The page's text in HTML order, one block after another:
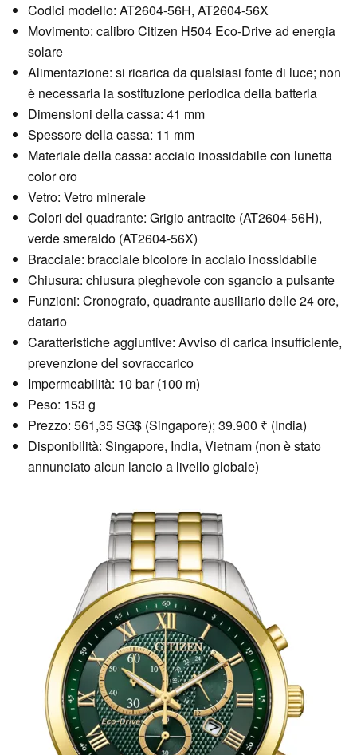
Codici modello: AT2604-56H, AT2604-56X
Movimento: calibro Citizen H504 Eco-Drive ad energia
solare
Alimentazione: si ricarica da qualsiasi fonte di luce; non
è necessaria la sostituzione periodica della batteria
Dimensioni della cassa: 41 mm
Spessore della cassa: 11 mm
Materiale della cassa: acciaio inossidabile con lunetta
color oro
Vetro: Vetro minerale
Colori del quadrante: Grigio antracite (AT2604-56H),
verde smeraldo (AT2604-56X)
Bracciale: bracciale bicolore in acciaio inossidabile
Chiusura: chiusura pieghevole con sgancio a pulsante
Funzioni: Cronografo, quadrante ausiliario delle 24 ore,
datario
Caratteristiche aggiuntive: Avviso di carica insufficiente,
prevenzione del sovraccarico
Impermeabilità: 10 bar (100 m)
Peso: 153 g
Prezzo: 561,35 SG$ (Singapore); 39.900 ₹ (India)
Disponibilità: Singapore, India, Vietnam (non è stato
annunciato alcun lancio a livello globale)